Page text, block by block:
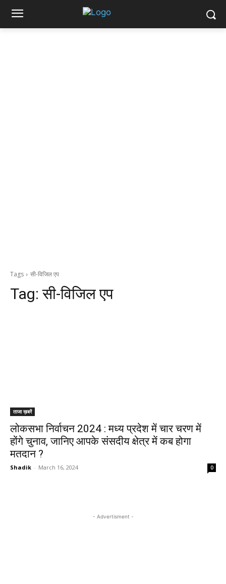
Tags सी-विजिल एप
Tag:सी-विजिल एप
ताजा ख़बरें
लोकसभा निर्वाचन 2024 : मध्य प्रदेश में चार चरण में
होंगे चुनाव, जानिए आपके संसदीय क्षेत्र में कब होगा
मतदान ?
Shadik - March 16, 2024 0
- Advertisment -